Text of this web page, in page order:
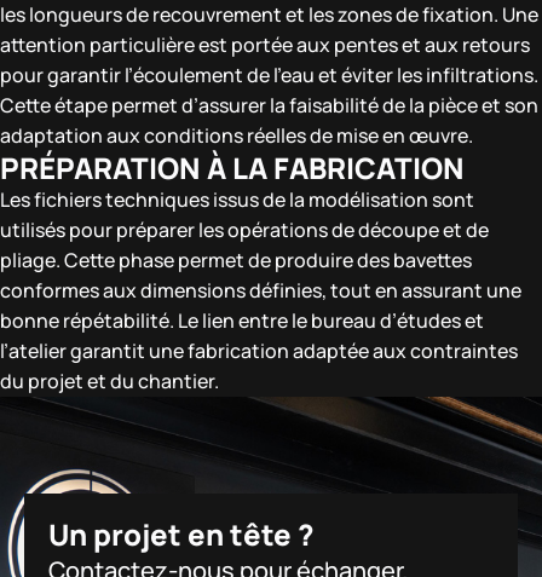
les longueurs de recouvrement et les zones de fixation. Une
attention particulière est portée aux pentes et aux retours
pour garantir l’écoulement de l’eau et éviter les infiltrations.
Cette étape permet d’assurer la faisabilité de la pièce et son
adaptation aux conditions réelles de mise en œuvre.
PRÉPARATION À LA FABRICATION
Les fichiers techniques issus de la modélisation sont
utilisés pour préparer les opérations de découpe et de
pliage. Cette phase permet de produire des bavettes
conformes aux dimensions définies, tout en assurant une
bonne répétabilité. Le lien entre le bureau d’études et
l’atelier garantit une fabrication adaptée aux contraintes
du projet et du chantier.
Un projet en tête ?
Contactez-nous pour échanger.